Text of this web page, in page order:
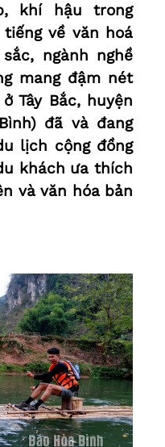
khí hậu trong
về văn hoá
ngành nghề
mang đậm nét
Tây Bắc, huyện
đã và đang
lịch cộng đồng
khách ưa thích
và văn hóa bản